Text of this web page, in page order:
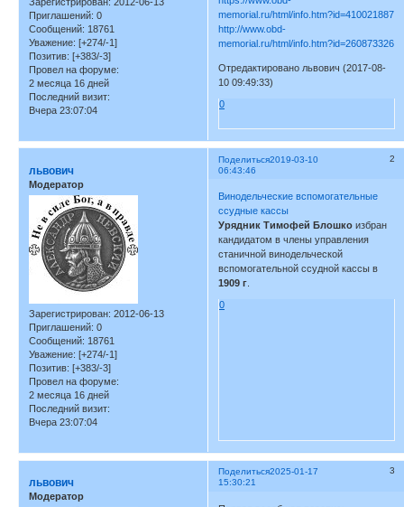
Приглашений: 0
Сообщений: 18761
Уважение: [+274/-1]
Позитив: [+383/-3]
Провел на форуме:
2 месяца 16 дней
Последний визит:
Вчера 23:07:04
memorial.ru/html/info.htm?id=410021887
http://www.obd-
memorial.ru/html/info.htm?id=260873326
Отредактировано львович (2017-08-
10 09:49:33)
0
Поделиться 2
2019-03-10
06:43:46
львович
Модератор
Зарегистрирован: 2012-06-13
Приглашений: 0
Сообщений: 18761
Уважение: [+274/-1]
Позитив: [+383/-3]
Провел на форуме:
2 месяца 16 дней
Последний визит:
Вчера 23:07:04
Винодельческие вспомогательные
ссудные кассы
Урядник Тимофей Блошко избран
кандидатом в члены управления
станичной винодельческой
вспомогательной ссудной кассы в
1909 г
0
Поделиться 3
2025-01-17
15:30:21
львович
Модератор